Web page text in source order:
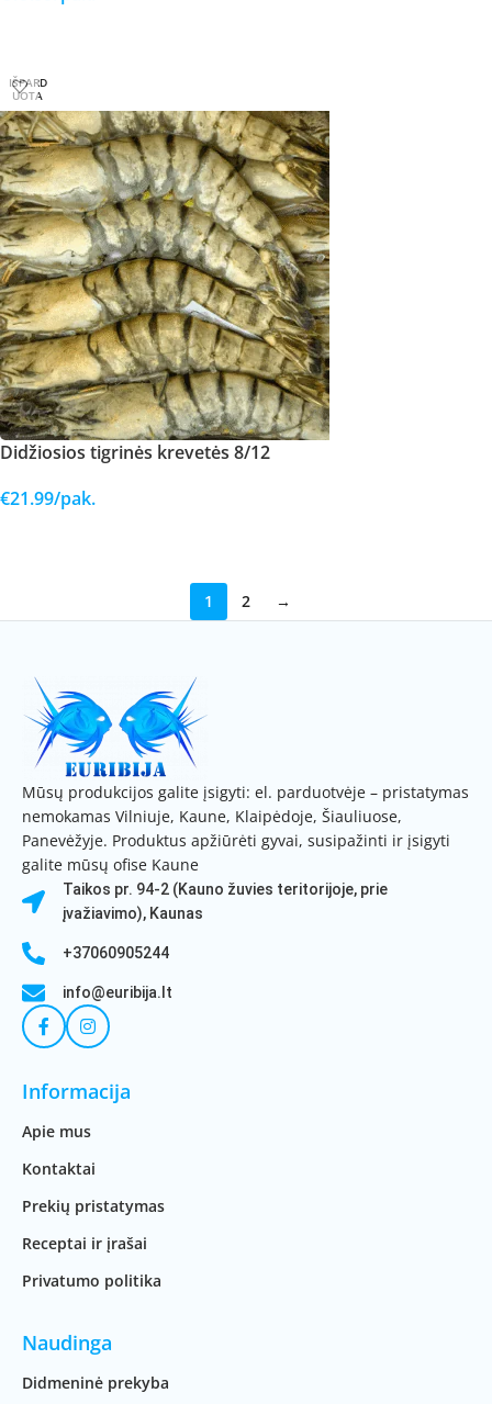
IŠPARD
UOTA
Didžiosios tigrinės krevetės 8/12
€21.99/pak.
1 2 →
Mūsų produkcijos galite įsigyti: el. parduotvėje – pristatymas
nemokamas Vilniuje, Kaune, Klaipėdoje, Šiauliuose,
Panevėžyje. Produktus apžiūrėti gyvai, susipažinti ir įsigyti
galite mūsų ofise Kaune
Taikos pr. 94-2 (Kauno žuvies teritorijoje, prie
įvažiavimo), Kaunas
+37060905244
info@euribija.lt
Informacija
Apie mus
Kontaktai
Prekių pristatymas
Receptai ir įrašai
Privatumo politika
Naudinga
Didmeninė prekyba